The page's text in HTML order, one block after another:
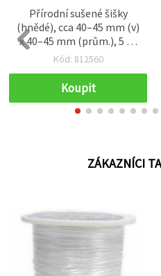
Přírodní sušené šišky
(hnědé), cca 40–45 mm (v)
x 40–45 mm (prům.), 5 ks
– potřeby pro tvoření,
rustikální dekorace
Kód: 812560
Koupit
ZÁKAZNÍCI